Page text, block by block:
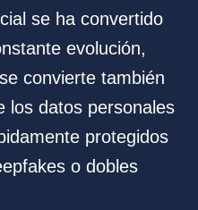
se ha convertido
evolución,
convierte también
los datos personales
protegidos
o dobles